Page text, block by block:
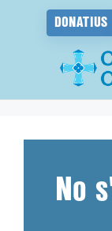
DONATIUS
No